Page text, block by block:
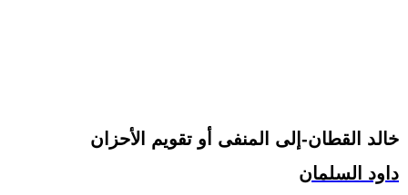
خالد القطان-إلى المنفى أو تقويم الأحزان
داود السلمان